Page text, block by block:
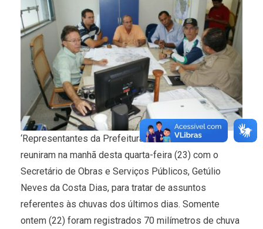
‘Representantes da Prefeitura e Defesa Civil se
reuniram na manhã desta quarta-feira (23) com o
Secretário de Obras e Serviços Públicos, Getúlio
Neves da Costa Dias, para tratar de assuntos
referentes às chuvas dos últimos dias. Somente
ontem (22) foram registrados 70 milímetros de chuva